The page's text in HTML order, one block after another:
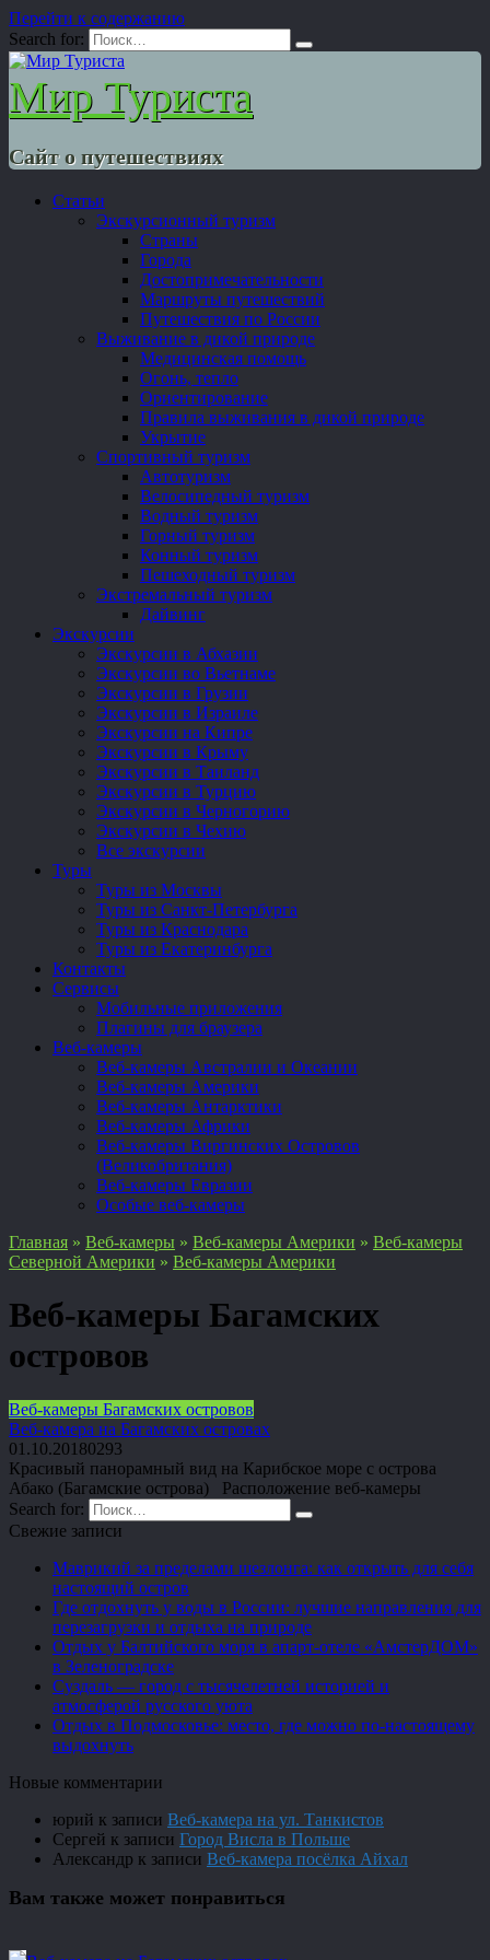
Перейти к содержанию
Search for:
Мир Туриста
Сайт о путешествиях
Статьи
Экскурсионный туризм
Страны
Города
Достопримечательности
Маршруты путешествий
Путешествия по России
Выживание в дикой природе
Медицинская помощь
Огонь, тепло
Ориентирование
Правила выживания в дикой природе
Укрытие
Спортивный туризм
Автотуризм
Велосипедный туризм
Водный туризм
Горный туризм
Конный туризм
Пешеходный туризм
Экстремальный туризм
Дайвинг
Экскурсии
Экскурсии в Абхазии
Экскурсии во Вьетнаме
Экскурсии в Грузии
Экскурсии в Израиле
Экскурсии на Кипре
Экскурсии в Крыму
Экскурсии в Таиланд
Экскурсии в Турцию
Экскурсии в Черногорию
Экскурсии в Чехию
Все экскурсии
Туры
Туры из Москвы
Туры из Санкт-Петербурга
Туры из Краснодара
Туры из Екатеринбурга
Контакты
Сервисы
Мобильные приложения
Плагины для браузера
Веб-камеры
Веб-камеры Австралии и Океании
Веб-камеры Америки
Веб-камеры Антарктики
Веб-камеры Африки
Веб-камеры Виргинских Островов
(Великобритания)
Веб-камеры Евразии
Особые веб-камеры
Главная » Веб-камеры » Веб-камеры Америки » Веб-камеры
Северной Америки » Веб-камеры Америки
Веб-камеры Багамских
островов
Веб-камеры Багамских островов
Веб-камера на Багамских островах
01.10.20180293
Красивый панорамный вид на Карибское море с острова
Абако (Багамские острова) Расположение веб-камеры
Search for:
Свежие записи
Маврикий за пределами шезлонга: как открыть для себя
настоящий остров
Где отдохнуть у воды в России: лучшие направления для
перезагрузки и отдыха на природе
Отдых у Балтийского моря в апарт-отеле «АмстерДОМ»
в Зеленоградске
Суздаль — город с тысячелетней историей и
атмосферой русского уюта
Отдых в Подмосковье: место, где можно по-настоящему
выдохнуть
Новые комментарии
юрий к записи Веб-камера на ул. Танкистов
Сергей к записи Город Висла в Польше
Александр к записи Веб-камера посёлка Айхал
Вам также может понравиться